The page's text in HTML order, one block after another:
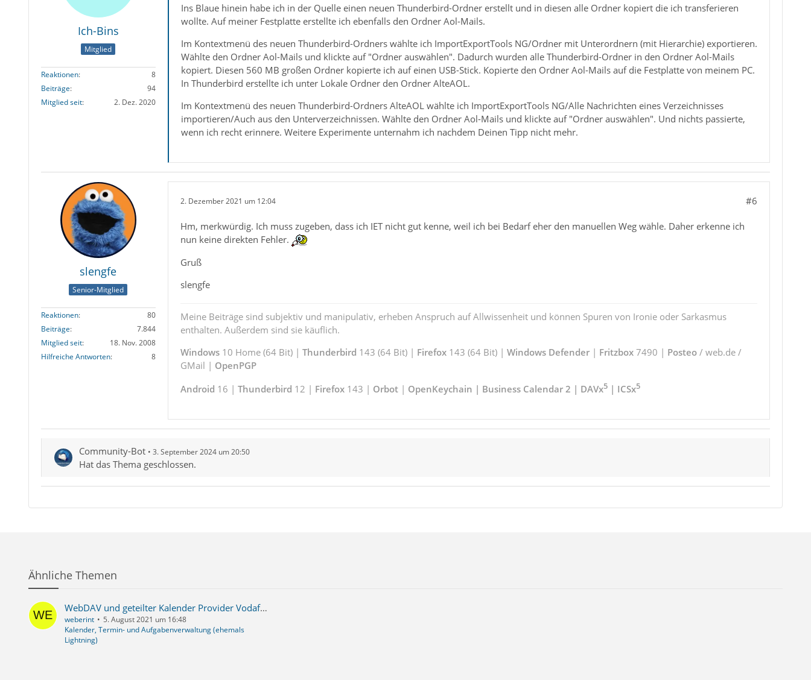
Ich-Bins
Mitglied
Reaktionen
8
Beiträge
94
Mitglied seit
2. Dez. 2020
Ins Blaue hinein habe ich in der Quelle einen neuen Thunderbird-Ordner erstellt und in diesen alle Ordner kopiert die ich transferieren
wollte. Auf meiner Festplatte erstellte ich ebenfalls den Ordner Aol-Mails.
Im Kontextmenü des neuen Thunderbird-Ordners wählte ich ImportExportTools NG/Ordner mit Unterordnern (mit Hierarchie) exportieren.
Wählte den Ordner Aol-Mails und klickte auf "Ordner auswählen". Dadurch wurden alle Thunderbird-Ordner in den Ordner Aol-Mails
kopiert. Diesen 560 MB großen Ordner kopierte ich auf einen USB-Stick. Kopierte den Ordner Aol-Mails auf die Festplatte von meinem PC.
In Thunderbird erstellte ich unter Lokale Ordner den Ordner AlteAOL.
Im Kontextmenü des neuen Thunderbird-Ordners AlteAOL wählte ich ImportExportTools NG/Alle Nachrichten eines Verzeichnisses
importieren/Auch aus den Unterverzeichnissen. Wählte den Ordner Aol-Mails und klickte auf "Ordner auswählen". Und nichts passierte,
wenn ich recht erinnere. Weitere Experimente unternahm ich nachdem Deinen Tipp nicht mehr.
slengfe
Senior-Mitglied
Reaktionen
80
Beiträge
7.844
Mitglied seit
18. Nov. 2008
Hilfreiche Antworten
8
2. Dezember 2021 um 12:04 #6
Hm, merkwürdig. Ich muss zugeben, dass ich IET nicht gut kenne, weil ich bei Bedarf eher den manuellen Weg wähle. Daher erkenne ich
nun keine direkten Fehler.
Gruß
slengfe
Meine Beiträge sind subjektiv und manipulativ, erheben Anspruch auf Allwissenheit und können Spuren von Ironie oder Sarkasmus
enthalten. Außerdem sind sie käuflich.
Windows10 Home (64 Bit) | Thunderbird 143 (64 Bit) | Firefox143 (64 Bit) | Windows Defender| Fritzbox7490 | Posteo/ web.de /
GMail | OpenPGP
Android 16 | Thunderbird 12 | Firefox143 | Orbot| OpenKeychain | Business Calendar 2 | DAVx5| ICSx5
Community-Bot 3. September 2024 um 20:50
Hat das Thema geschlossen.
Ähnliche Themen
WebDAV und geteilter Kalender Provider Vodafone
weberint
5. August 2021 um 16:48
Kalender, Termin- und Aufgabenverwaltung (ehemals
Lightning)